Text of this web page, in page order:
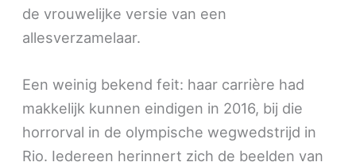
de vrouwelijke versie van een
allesverzamelaar.
Een weinig bekend feit: haar carrière had
makkelijk kunnen eindigen in 2016, bij die
horrorval in de olympische wegwedstrijd in
Rio. Iedereen herinnert zich de beelden van